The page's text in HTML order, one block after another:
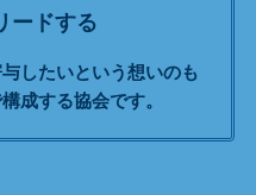
ードする
したいという想いのも
成する協会です。